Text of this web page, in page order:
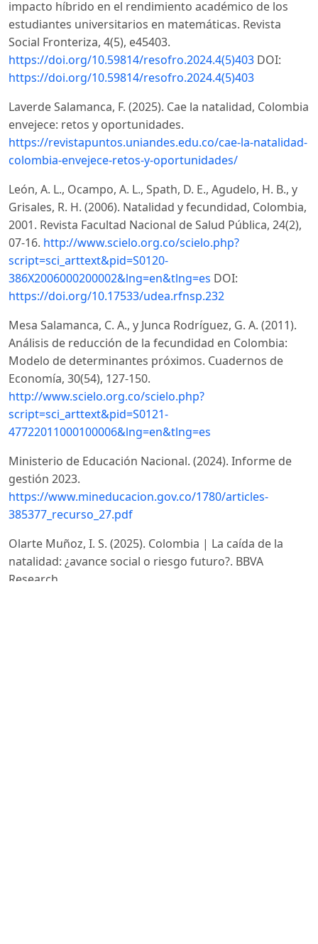
impacto híbrido en el rendimiento académico de los
estudiantes universitarios en matemáticas. Revista
Social Fronteriza, 4(5), e45403.
https://doi.org/10.59814/resofro.2024.4(5)403 DOI:
https://doi.org/10.59814/resofro.2024.4(5)403
Laverde Salamanca, F. (2025). Cae la natalidad, Colombia
envejece: retos y oportunidades.
https://revistapuntos.uniandes.edu.co/cae-la-natalidad-
colombia-envejece-retos-y-oportunidades/
León, A. L., Ocampo, A. L., Spath, D. E., Agudelo, H. B., y
Grisales, R. H. (2006). Natalidad y fecundidad, Colombia,
2001. Revista Facultad Nacional de Salud Pública, 24(2),
07-16. http://www.scielo.org.co/scielo.php?
script=sci_arttext&pid=S0120-
386X2006000200002&lng=en&tlng=es DOI:
https://doi.org/10.17533/udea.rfnsp.232
Mesa Salamanca, C. A., y Junca Rodríguez, G. A. (2011).
Análisis de reducción de la fecundidad en Colombia:
Modelo de determinantes próximos. Cuadernos de
Economía, 30(54), 127-150.
http://www.scielo.org.co/scielo.php?
script=sci_arttext&pid=S0121-
47722011000100006&lng=en&tlng=es
Ministerio de Educación Nacional. (2024). Informe de
gestión 2023.
https://www.mineducacion.gov.co/1780/articles-
385377_recurso_27.pdf
Olarte Muñoz, I. S. (2025). Colombia | La caída de la
natalidad: ¿avance social o riesgo futuro?. BBVA
Research.